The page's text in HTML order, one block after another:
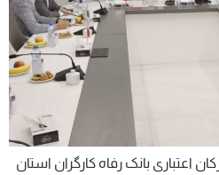
اعتباری بانک رفاه کارگران استان